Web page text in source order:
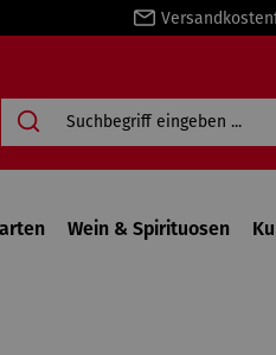
Wein & Spirituosen